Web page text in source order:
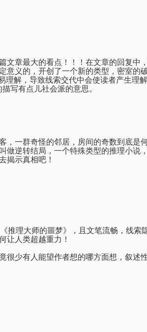
章最大的看点！！！在文章的回复中
意义的，开创了一个新的类型，密室的
理解，导致线索交代中会使读者产生理
写有点儿社会派的意思。
，一群奇怪的邻居，房间的奇数到底是
做逆转结局，一个特殊类型的推理小说
揭示真相吧！
推理大师的噩梦》，且文笔流畅，线索
让人类超越重力！
很少有人能望作者想的哪方面想，叙述